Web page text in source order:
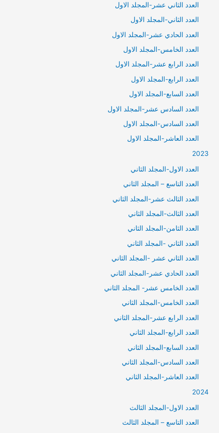
العدد الثاني عشر-المجلد الاول
العدد الثاني-المجلد الاول
العدد الحادي عشر-المجلد الاول
العدد الخامس-المجلد الاول
العدد الرابع عشر-المجلد الاول
العدد الرابع-المجلد الاول
العدد السابع-المجلد الاول
العدد السادس عشر-المجلد الاول
العدد السادس-المجلد الاول
العدد العاشر-المجلد الاول
2023
العدد الاول-المجلد الثاني
العدد التاسع – المجلد الثاني
العدد الثالث عشر-المجلد الثاني
العدد الثالث-المجلد الثاني
العدد الثامن-المجلد الثاني
العدد الثاني -المجلد الثاني
العدد الثاني عشر -المجلد الثاني
العدد الحادي عشر-المجلد الثاني
العدد الخامس عشر- المجلد الثاني
العدد الخامس-المجلد الثاني
العدد الرابع عشر-المجلد الثاني
العدد الرابع-المجلد الثاني
العدد السابع-المجلد الثاني
العدد السادس-المجلد الثاني
العدد العاشر-المجلد الثاني
2024
العدد الاول-المجلد الثالث
العدد التاسع – المجلد الثالث